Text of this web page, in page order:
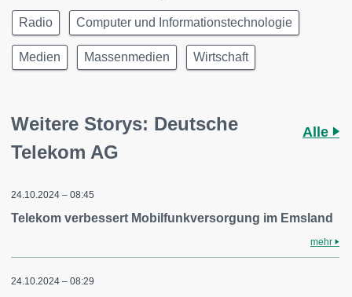
Radio Computer und Informationstechnologie
Medien Massenmedien Wirtschaft
Weitere Storys: Deutsche
Telekom AG
Alle
24.10.2024 – 08:45
Telekom verbessert Mobilfunkversorgung im Emsland
mehr
24.10.2024 – 08:29